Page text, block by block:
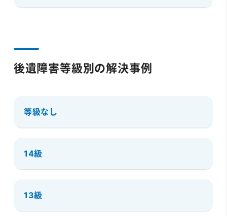
後遺障害等級別の解決事例
等級なし
14級
13級